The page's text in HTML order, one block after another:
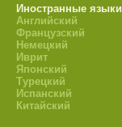
Иностранные языки
Английский
Французский
Немецкий
Иврит
Японский
Турецкий
Испанский
Китайский